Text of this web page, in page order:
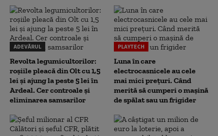
ADEVĂRUL
Revolta legumicultorilor:
roșiile pleacă din Olt cu 1,5
lei și ajung la peste 5 lei în
Ardeal. Cer controale și
eliminarea samsarilor
PLAYTECH
Luna în care
electrocasnicele au cele
mai mici prețuri. Când
merită să cumperi o mașină
de spălat sau un frigider